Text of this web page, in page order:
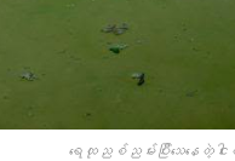
ရေထုညစ်ညမ်းပြီး​သေ​နေတဲ့ငါ